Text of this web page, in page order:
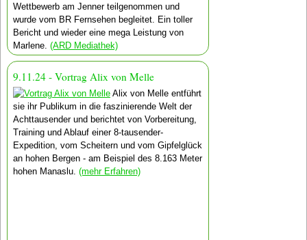
Wettbewerb am Jenner teilgenommen und
wurde vom BR Fernsehen begleitet. Ein toller
Bericht und wieder eine mega Leistung von
Marlene. (ARD Mediathek)
9.11.24 - Vortrag Alix von Melle
Alix von Melle entführt
sie ihr Publikum in die faszinierende Welt der
Achttausender und berichtet von Vorbereitung,
Training und Ablauf einer 8-tausender-
Expedition, vom Scheitern und vom Gipfelglück
an hohen Bergen - am Beispiel des 8.163 Meter
hohen Manaslu. (mehr Erfahren)